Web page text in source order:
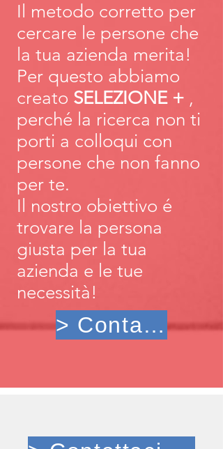
Il metodo corretto per
cercare le persone che
la tua azienda merita!
Per questo abbiamo
creato SELEZIONE + ,
perché la ricerca non ti
porti a colloqui con
persone che non fanno
per te.
Il nostro obiettivo é
trovare la persona
giusta per la tua
azienda e le tue
necessità!
> Contattaci per un Preventivo